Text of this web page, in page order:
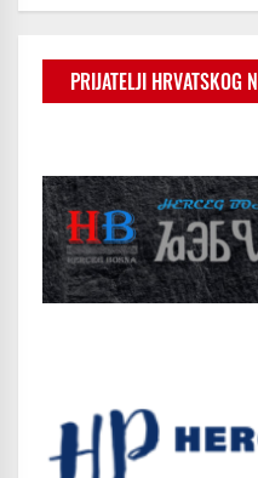
PRIJATELJI HRVATSKOG